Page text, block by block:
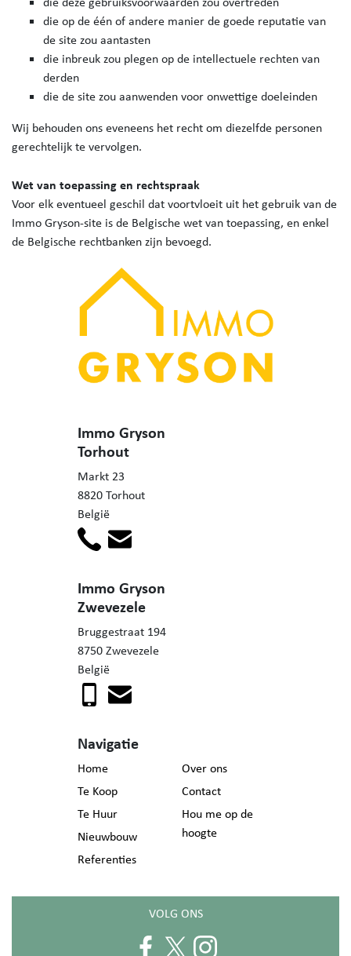
die op de één of andere manier de goede reputatie van
de site zou aantasten
die inbreuk zou plegen op de intellectuele rechten van
derden
die de site zou aanwenden voor onwettige doeleinden
Wij behouden ons eveneens het recht om diezelfde personen
gerechtelijk te vervolgen.
Wet van toepassing en rechtspraak
Voor elk eventueel geschil dat voortvloeit uit het gebruik van de
Immo Gryson-site is de Belgische wet van toepassing, en enkel
de Belgische rechtbanken zijn bevoegd.
Immo Gryson
Torhout
Markt 23
8820 Torhout
België
Immo Gryson
Zwevezele
Bruggestraat 194
8750 Zwevezele
België
Navigatie
Home
Te Koop
Te Huur
Nieuwbouw
Referenties
Over ons
Contact
Hou me op de
hoogte
VOLG ONS